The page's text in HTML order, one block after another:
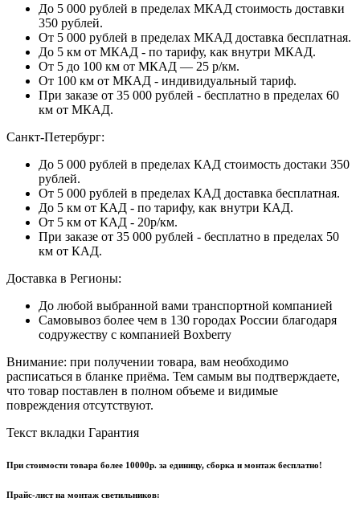
До 5 000 рублей в пределах МКАД стоимость доставки
350 рублей.
От 5 000 рублей в пределах МКАД доставка бесплатная.
До 5 км от МКАД - по тарифу, как внутри МКАД.
От 5 до 100 км от МКАД — 25 р/км.
От 100 км от МКАД - индивидуальный тариф.
При заказе от 35 000 рублей - бесплатно в пределах 60
км от МКАД.
Санкт-Петербург:
До 5 000 рублей в пределах КАД стоимость достаки 350
рублей.
От 5 000 рублей в пределах КАД доставка бесплатная.
До 5 км от КАД - по тарифу, как внутри КАД.
От 5 км от КАД - 20р/км.
При заказе от 35 000 рублей - бесплатно в пределах 50
км от КАД.
Доставка в Регионы:
До любой выбранной вами транспортной компанией
Самовывоз более чем в 130 городах России благодаря
содружеству с компанией Boxberry
Внимание: при получении товара, вам необходимо
расписаться в бланке приёма. Тем самым вы подтверждаете,
что товар поставлен в полном объеме и видимые
повреждения отсутствуют.
Текст вкладки Гарантия
При стоимости товара более 10000р. за единицу, сборка и монтаж бесплатно!
Прайс-лист на монтаж светильников: